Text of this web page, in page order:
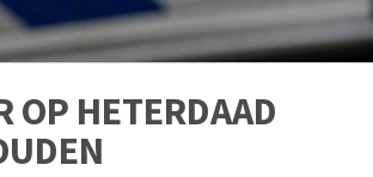
OP HETERDAAD